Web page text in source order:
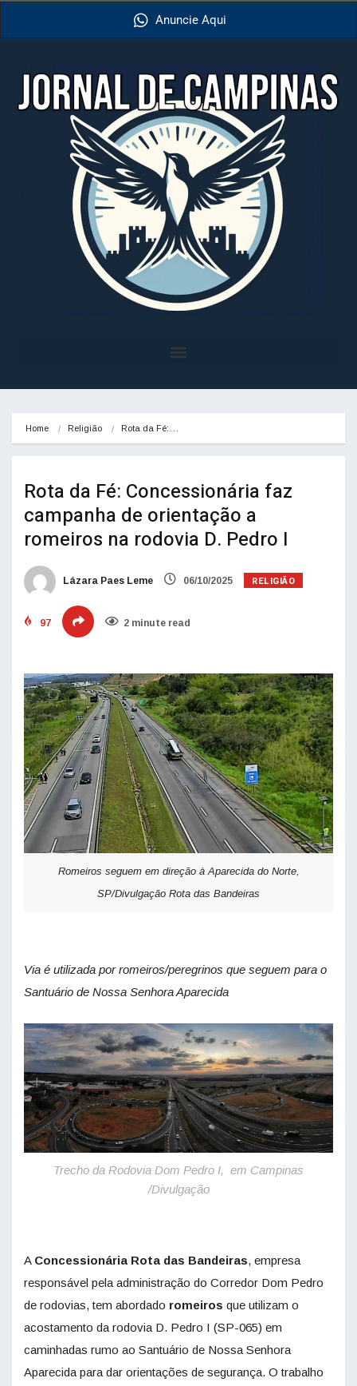
Anuncie Aqui
Home Religião Rota da Fé:…
Rota da Fé: Concessionária faz
campanha de orientação a
romeiros na rodovia D. Pedro I
Lázara Paes Leme 06/10/2025 RELIGIÃO
97 2 minute read
Romeiros seguem em direção à Aparecida do Norte,
SP/Divulgação Rota das Bandeiras
Via é utilizada por romeiros/peregrinos que seguem para o
Santuário de Nossa Senhora Aparecida
Trecho da Rodovia Dom Pedro I, em Campinas
/Divulgação
A Concessionária Rota das Bandeiras, empresa
responsável pela administração do Corredor Dom Pedro
de rodovias, tem abordado romeiros que utilizam o
acostamento da rodovia D. Pedro I (SP-065) em
caminhadas rumo ao Santuário de Nossa Senhora
Aparecida para dar orientações de segurança. O trabalho